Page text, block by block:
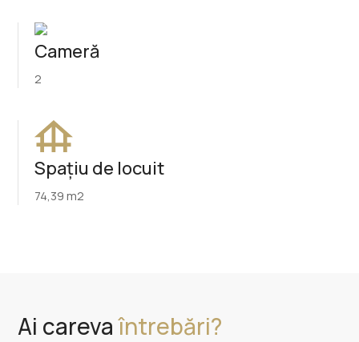
Cameră
2
Spațiu de locuit
74,39 m2
Ai carevaîntrebări?